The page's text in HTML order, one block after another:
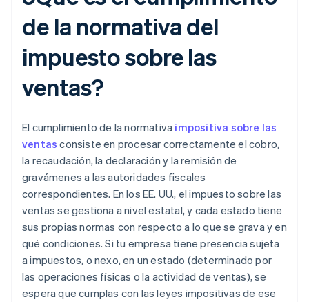
de la normativa del
impuesto sobre las
ventas?
El cumplimiento de la normativa impositiva sobre las
ventas consiste en procesar correctamente el cobro,
la recaudación, la declaración y la remisión de
gravámenes a las autoridades fiscales
correspondientes. En los EE. UU., el impuesto sobre las
ventas se gestiona a nivel estatal, y cada estado tiene
sus propias normas con respecto a lo que se grava y en
qué condiciones. Si tu empresa tiene presencia sujeta
a impuestos, o nexo, en un estado (determinado por
las operaciones físicas o la actividad de ventas), se
espera que cumplas con las leyes impositivas de ese